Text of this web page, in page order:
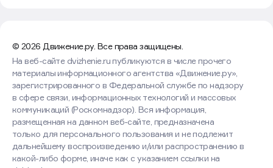
© 2026 Движение.ру. Все права защищены.
На веб-сайте dvizhenie.ru публикуются в числе прочего
материалы информационного агентства «Движение.ру»,
зарегистрированного в Федеральной службе по надзору
в сфере связи, информационных технологий и массовых
коммуникаций (Роскомнадзор). Вся информация,
размещенная на данном веб-сайте, предназначена
только для персонального пользования и не подлежит
дальнейшему воспроизведению и/или распространению в
какой-либо форме, иначе как с указанием ссылки на